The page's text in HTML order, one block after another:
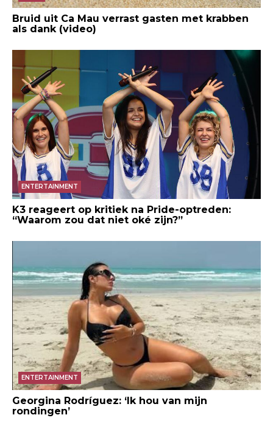
Bruid uit Ca Mau verrast gasten met krabben
als dank (video)
ENTERTAINMENT
K3 reageert op kritiek na Pride-optreden:
“Waarom zou dat niet oké zijn?”
ENTERTAINMENT
Georgina Rodríguez: ‘Ik hou van mijn
rondingen’